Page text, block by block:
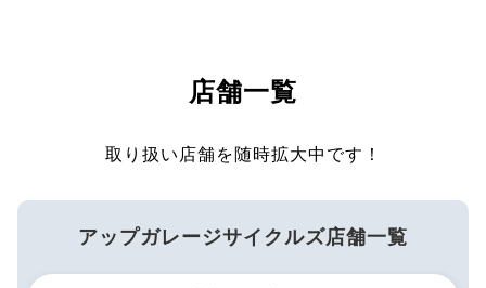
店舗一覧
取り扱い店舗を随時拡大中です！
アップガレージサイクルズ店舗一覧